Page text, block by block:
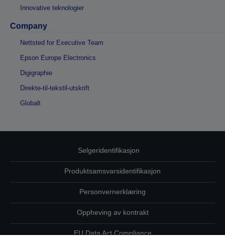
Innovative teknologier
Company
Nettsted for Executive Team
Epson Europe Electronics
Digigraphie
Direkte-til-tekstil-utskrift
Globalt
Selgeridentifikasjon
Produktsamsvarsidentifikasjon
Personvernerklæring
Oppheving av kontrakt
EU Data Act Compliance